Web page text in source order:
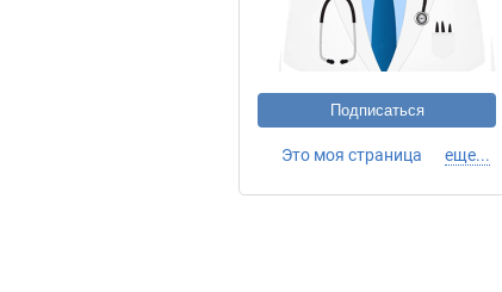
Подписаться
Это моя страница еще...